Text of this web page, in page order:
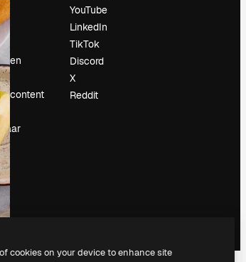
content
YouTube
LinkedIn
TikTok
Discord
X
Reddit
cookies on your device to enhance site